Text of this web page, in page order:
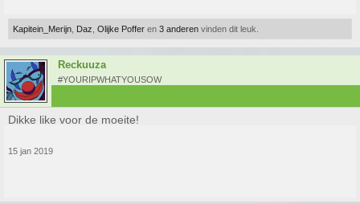
Kapitein_Merijn Daz Olijke Poffer en 3 anderen vinden dit leuk.
Reckuuza
#YOURIPWHATYOUSOW
Dikke like voor de moeite!
15 jan 2019